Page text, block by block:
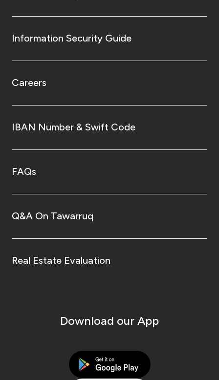
Information Security Guide
Careers
IBAN Number & Swift Code
FAQs
Q&A On Tawarruq
Real Estate Evaluation
Download our App